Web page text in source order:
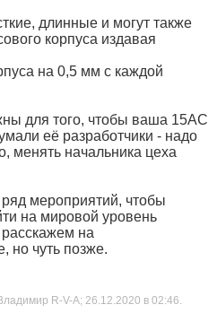
длинные и могут также
корпуса издавая
на 0,5 мм с каждой
для того, чтобы ваша 15АС
её разработчики - надо
менять начальника цеха
мероприятий, чтобы
на мировой уровень
на
но чуть позже.
R-V-A; 26.12.2020 в 02:46.